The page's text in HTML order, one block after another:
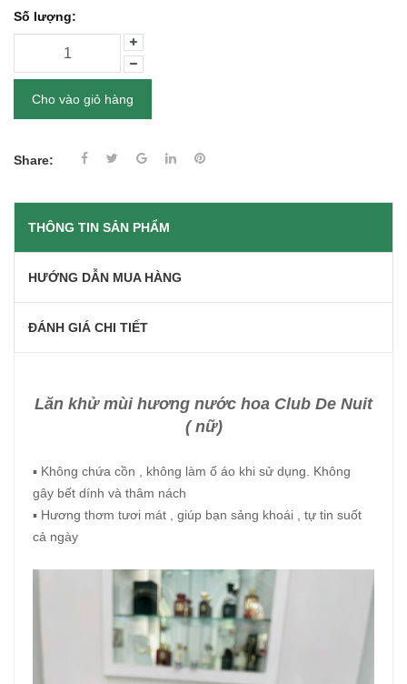
Số lượng:
Cho vào giỏ hàng
Share:
THÔNG TIN SẢN PHẨM
HƯỚNG DẪN MUA HÀNG
ĐÁNH GIÁ CHI TIẾT
Lăn khử mùi hương nước hoa Club De Nuit
( nữ)
▪ Không chứa cồn , không làm ố áo khi sử dụng. Không
gây bết dính và thâm nách
▪ Hương thơm tươi mát , giúp bạn sảng khoái , tự tin suốt
cả ngày